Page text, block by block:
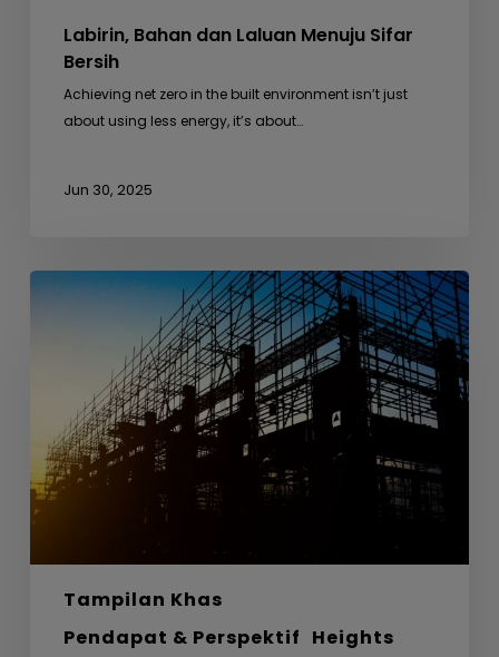
Labirin, Bahan dan Laluan Menuju Sifar
Bersih
Achieving net zero in the built environment isn’t just
about using less energy, it’s about…
Jun 30, 2025
Tampilan Khas
Pendapat & Perspektif Heights
Dari
Bina
–
Belajar
daripada
Reka
Bentuk